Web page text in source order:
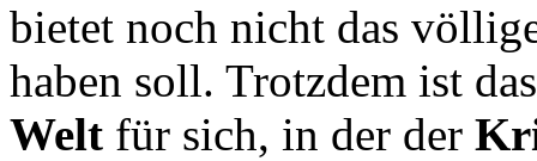
bietet noch nicht das
haben soll. Trotzdem ist
Welt für sich, in der der